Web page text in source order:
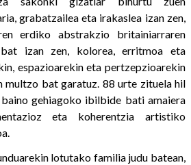
grabatzailea eta irakaslea izan zen,
erdiko abstrakzio britainiarraren
izan zen, kolorea, erritmoa eta
espazioarekin eta pertzepzioarekin
multzo bat garatuz. 88 urte zituela hil
baino gehiagoko ibilbide bati amaiera
eta koherentzia artistiko
lotutako familia judu batean,